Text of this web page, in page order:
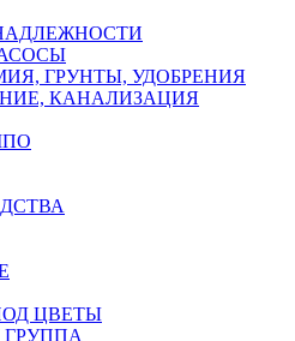
ГРУНТЫ, УДОБРЕНИЯ
КАНАЛИЗАЦИЯ
ЦВЕТЫ